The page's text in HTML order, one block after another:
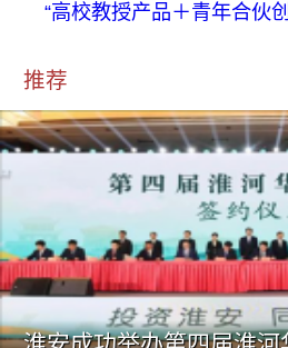
“高校教授产品＋青年合伙
推荐